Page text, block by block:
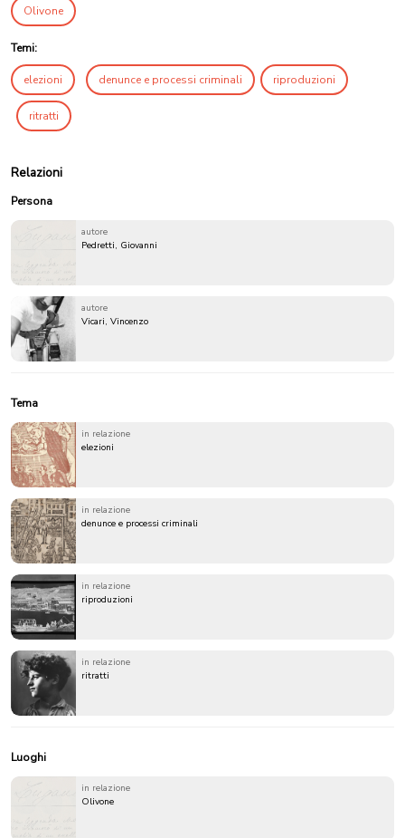
Olivone
Temi:
elezioni denunce e processi criminali riproduzioni
ritratti
Relazioni
Persona
autore
Pedretti, Giovanni
autore
Vicari, Vincenzo
Tema
in relazione
elezioni
in relazione
denunce e processi criminali
in relazione
riproduzioni
in relazione
ritratti
Luoghi
in relazione
Olivone